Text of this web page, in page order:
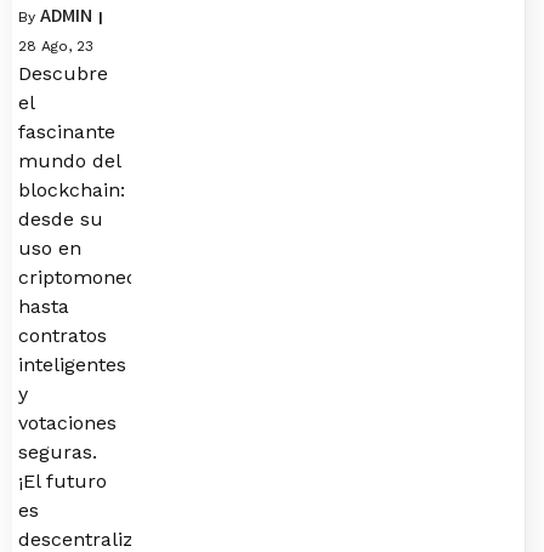
By ADMIN |
28 Ago, 23
Descubre
el
fascinante
mundo del
blockchain:
desde su
uso en
criptomonedas
hasta
contratos
inteligentes
y
votaciones
seguras.
¡El futuro
es
descentralizado!